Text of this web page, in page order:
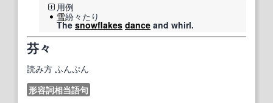
用例
雪紛々たり
The snowflakes dance and whirl.
芬々
読み方 ふんぷん
形容詞相当語句